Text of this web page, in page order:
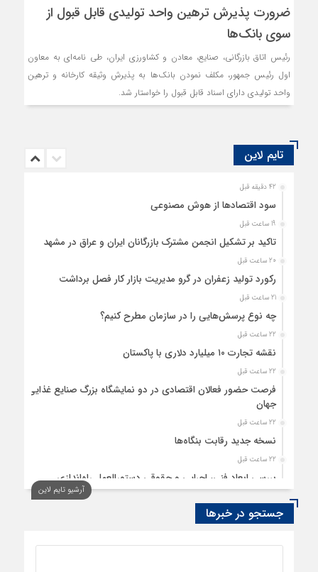
ضرورت پذیرش ترهین واحد تولیدی قابل قبول از
سوی بانک‌ها
رئیس اتاق بازرگانی، صنایع، معادن و کشاورزی ایران، طی نامه‌ای به معاون
اول رئیس جمهور، مکلف نمودن بانک‌ها به پذیرش وثیقه کارخانه و ترهین
واحد تولیدی دارای اسناد قابل قبول را خواستار شد.
تایم لاین
42 دقیقه قبل
سود اقتصاد‌ها از هوش مصنوعی
19 ساعت قبل
تاکید بر تشکیل انجمن مشترک بازرگانان ایران و عراق در مشهد
20 ساعت قبل
رکورد تولید زعفران در گرو مدیریت بازار کار فصل برداشت
21 ساعت قبل
چه نوع پرسش‌هایی را در سازمان مطرح کنیم؟
22 ساعت قبل
نقشه تجارت ۱۰‌ میلیارد دلاری با پاکستان
22 ساعت قبل
فرصت حضور فعالان اقتصادی در دو نمایشگاه بزرگ صنایع غذایی
جهان
22 ساعت قبل
نسخه جدید رقابت‌ بنگاه‌ها
22 ساعت قبل
بررسی ابعاد فنی، اجرایی و حقوقی دستورالعمل راه‌اندازی
نیروگاه‌های برق خورشیدی هیبریدی در ساختمان‌ها
22 ساعت قبل
23 ساعت قبل
آرشیو تایم لاین
جستجو در خبرها